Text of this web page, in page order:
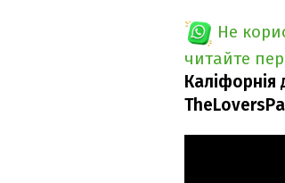
Не
читайте
Каліфорнія